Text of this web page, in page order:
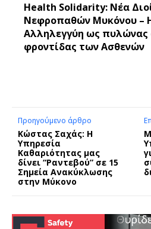
Health Solidarity: Νέα
Νεφροπαθών Μυκόνου –
Αλληλεγγύη ως πυλώνας
φροντίδας των Ασθενών
Προηγούμενο άρθρο
Κώστας Σαχάς: Η
Υπηρεσία
Καθαριότητας μας
δίνει “Ραντεβού” σε 15
Σημεία Ανακύκλωσης
στην Μύκονο